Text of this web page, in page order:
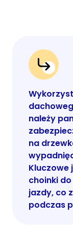
należy
na
Kluczowe
choinki
jazdy, co
podczas